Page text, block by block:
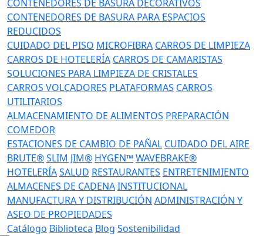
CONTENEDORES DE BASURA DECORATIVOS
CONTENEDORES DE BASURA PARA ESPACIOS
REDUCIDOS
CUIDADO DEL PISO MICROFIBRA CARROS DE LIMPIEZA
CARROS DE HOTELERÍA CARROS DE CAMARISTAS
SOLUCIONES PARA LIMPIEZA DE CRISTALES
CARROS VOLCADORES PLATAFORMAS CARROS
UTILITARIOS
ALMACENAMIENTO DE ALIMENTOS PREPARACIÓN
COMEDOR
ESTACIONES DE CAMBIO DE PAÑAL CUIDADO DEL AIRE
BRUTE®SLIM JIM® HYGEN™WAVEBRAKE®
HOTELERÍASALUD RESTAURANTES ENTRETENIMIENTO
ALMACENES DE CADENAINSTITUCIONAL
MANUFACTURA Y DISTRIBUCIÓN ADMINISTRACIÓN Y
ASEO DE PROPIEDADES
Catálogo Biblioteca Blog Sostenibilidad